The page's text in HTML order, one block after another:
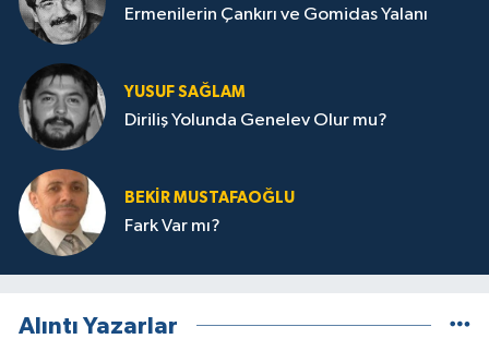
Ermenilerin Çankırı ve Gomidas Yalanı
YUSUF SAĞLAM
Diriliş Yolunda Genelev Olur mu?
BEKIR MUSTAFAOĞLU
Fark Var mı?
Alıntı Yazarlar